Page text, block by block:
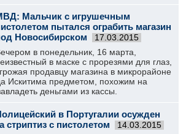
Мальчик с игрушечным
пытался ограбить магазин
Новосибирском
17.03.2015
в понедельник, 16 марта,
в маске с прорезями для глаз,
продавцу магазина в микрорайоне
Искитима предметом, похожим на
деньгами из кассы.
в Португалии осужден
стриптиз с пистолетом
14.03.2015